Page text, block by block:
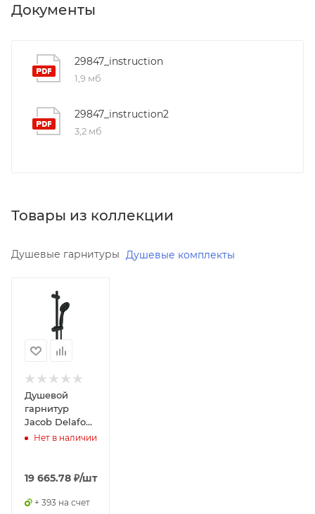
Документы
29847_instruction
1,9 мб
29847_instruction2
3,2 мб
Товары из коллекции
Душевые гарнитуры Душевые комплекты
Минимальная
19665.78
Реквизиты
Товар,
00-
01165129,
2.5
Бренд
товара
Душевой
гарнитур
Jacob Delafon
Oscar E29848-
Нет в наличии
19 665.78 ₽/шт
+ 393 на счет